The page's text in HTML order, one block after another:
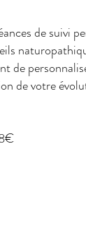
de suivi
de
de votre